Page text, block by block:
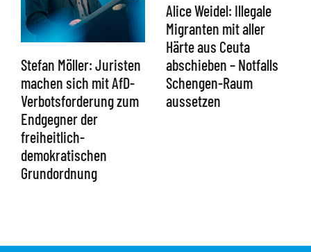
Stefan Möller: Juristen
machen sich mit AfD-
Verbotsforderung zum
Endgegner der
freiheitlich-
demokratischen
Grundordnung
Alice Weidel: Illegale
Migranten mit aller
Härte aus Ceuta
abschieben – Notfalls
Schengen-Raum
aussetzen